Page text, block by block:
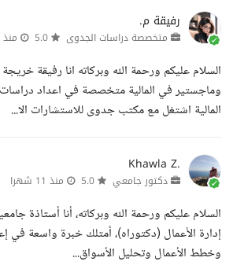
رفيقة م.
متخصصة دراسات الجدوى منذ 11 شهرا
السلام عليكم ورحمة الله وبركاته انا رفيقة
وماجستير في المالية متخصصة في اعداد
المالية اشتغل مع مكتب جدوى للاستشارات الا...
Khawla Z.
دكتور جامعي منذ 11 شهرا
السلام عليكم ورحمة الله وبركاته، أنا أستاذة
إدارة الأعمال (دكتوراه)، أمتلك خبرة واسعة في
وخطط الأعمال وتحليل الأسواق...